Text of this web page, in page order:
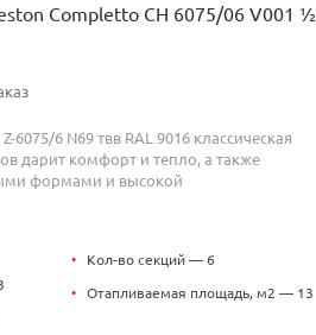
Completto CH 6075/06 V001 ½
6075/6 N69 твв RAL 9016 классическая
дарит комфорт и тепло, а также
формами и высокой
• Кол-во секций — 6
• Отапливаемая площадь, м2 — 13